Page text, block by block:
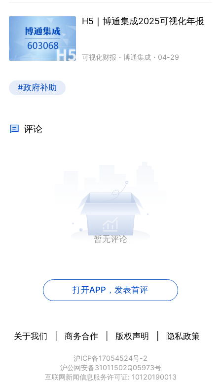
H5｜博通集成2025可视化年报
可视化财报 ・博通集成 ・ 04-29
#政府补助
评论
暂无评论
打开APP，发表首评
关于我们 商务合作 版权声明 隐私政策
沪ICP备17054524号-2
沪公网安备31011502Q05973号
互联网新闻信息服务许可证: 10120190013